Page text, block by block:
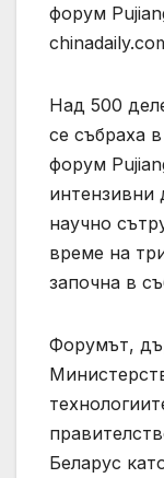
форум
Над 500
се събраха
форум
интензивни
научно
време на
започна в
Форумът,
Беларус